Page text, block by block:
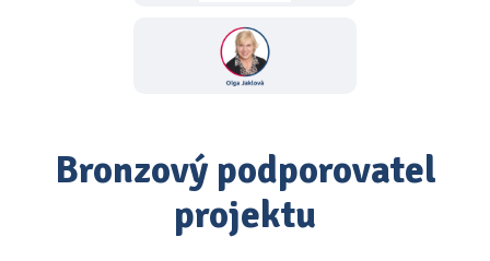
Bronzový podporovatel
projektu